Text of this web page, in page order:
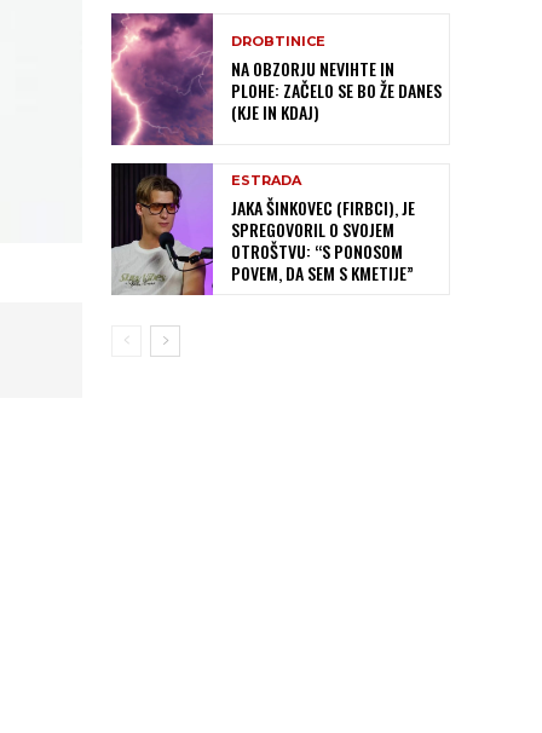
DROBTINICE
NA OBZORJU NEVIHTE IN
PLOHE: ZAČELO SE BO ŽE DANES
(KJE IN KDAJ)
ESTRADA
JAKA ŠINKOVEC (FIRBCI), JE
SPREGOVORIL O SVOJEM
OTROŠTVU: “S PONOSOM
POVEM, DA SEM S KMETIJE”